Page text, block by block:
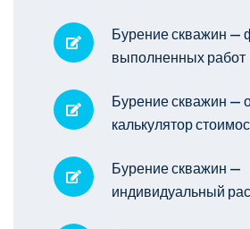
Бурение скважин —
выполненных работ
Бурение скважин —
калькулятор
Бурение скважин —
индивидуальный